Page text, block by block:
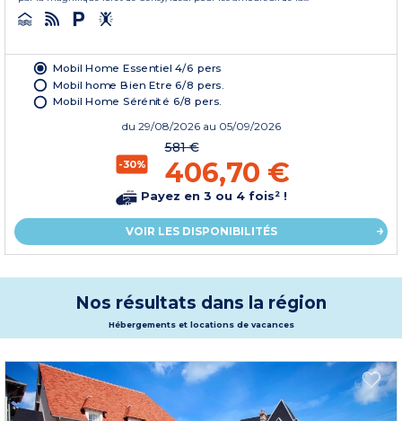
Mobil Home Essentiel 4/6 pers
Mobil home Bien Etre 6/8 pers.
Mobil Home Sérénité 6/8 pers.
du 29/08/2026 au 05/09/2026
-30%
581 €
406,70 €
Payez en 3 ou 4 fois² !
VOIR LES DISPONIBILITÉS
Nos résultats dans la région
Hébergements et locations de vacances